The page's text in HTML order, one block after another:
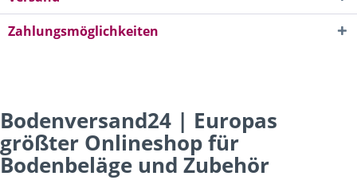
Zahlungsmöglichkeiten
Bodenversand24 | Europas
größter Onlineshop für
Bodenbeläge und Zubehör